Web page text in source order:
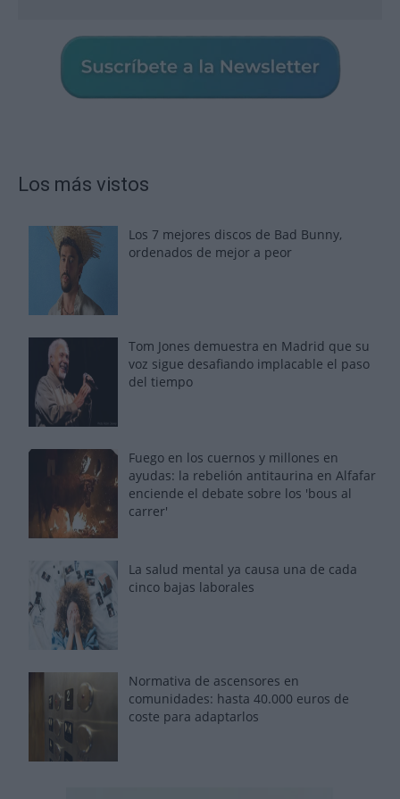
Los más vistos
Los 7 mejores discos de Bad Bunny,
ordenados de mejor a peor
Tom Jones demuestra en Madrid que su
voz sigue desafiando implacable el paso
del tiempo
Fuego en los cuernos y millones en
ayudas: la rebelión antitaurina en Alfafar
enciende el debate sobre los 'bous al
carrer'
La salud mental ya causa una de cada
cinco bajas laborales
Normativa de ascensores en
comunidades: hasta 40.000 euros de
coste para adaptarlos